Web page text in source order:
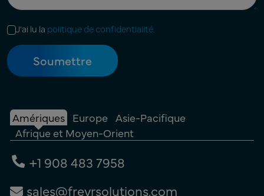
J'ai lu la politique de confidentialité.
Amériques Europe Asie-Pacifique
Afrique et Moyen-Orient
+1 908 483 7958
sales@freyrsolutions.com